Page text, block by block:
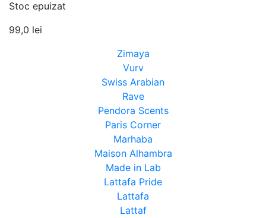
Stoc epuizat
99,0 lei
Zimaya
Vurv
Swiss Arabian
Rave
Pendora Scents
Paris Corner
Marhaba
Maison Alhambra
Made in Lab
Lattafa Pride
Lattafa
Lattaf